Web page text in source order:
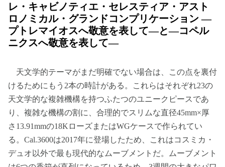
レ・キャビノティエ・セレスティア・アスト
ロノミカル・グランドコンプリケーション —
プトレマイオスへ敬意を表して—と—コペル
ニクスへ敬意を表して—
天文学的テーマがまだ明確でない場合は、この点を裏付
けるためにもう2本の時計がある。これらはそれぞれ23の
天文学的な複雑機構を持つふたつのユニークピースであ
り、複雑な機構の割に、合理的でスリムな直径45mm×厚
さ13.91mmの18KローズまたはWGケースで作られてい
る。Cal.3600は2017年に登場したため、これはコスミカ・
デュオ以外で最も現代的なムーブメントだ。ムーブメント